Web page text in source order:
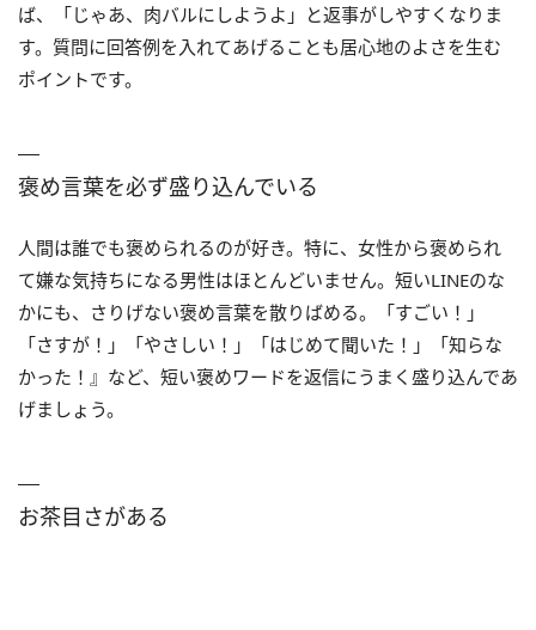
ば、「じゃあ、肉バルにしようよ」と返事がしやすくなりま
す。質問に回答例を入れてあげることも居心地のよさを生む
ポイントです。
褒め言葉を必ず盛り込んでいる
人間は誰でも褒められるのが好き。特に、女性から褒められ
て嫌な気持ちになる男性はほとんどいません。短いLINEのな
かにも、さりげない褒め言葉を散りばめる。「すごい！」
「さすが！」「やさしい！」「はじめて聞いた！」「知らな
かった！』など、短い褒めワードを返信にうまく盛り込んであ
げましょう。
お茶目さがある